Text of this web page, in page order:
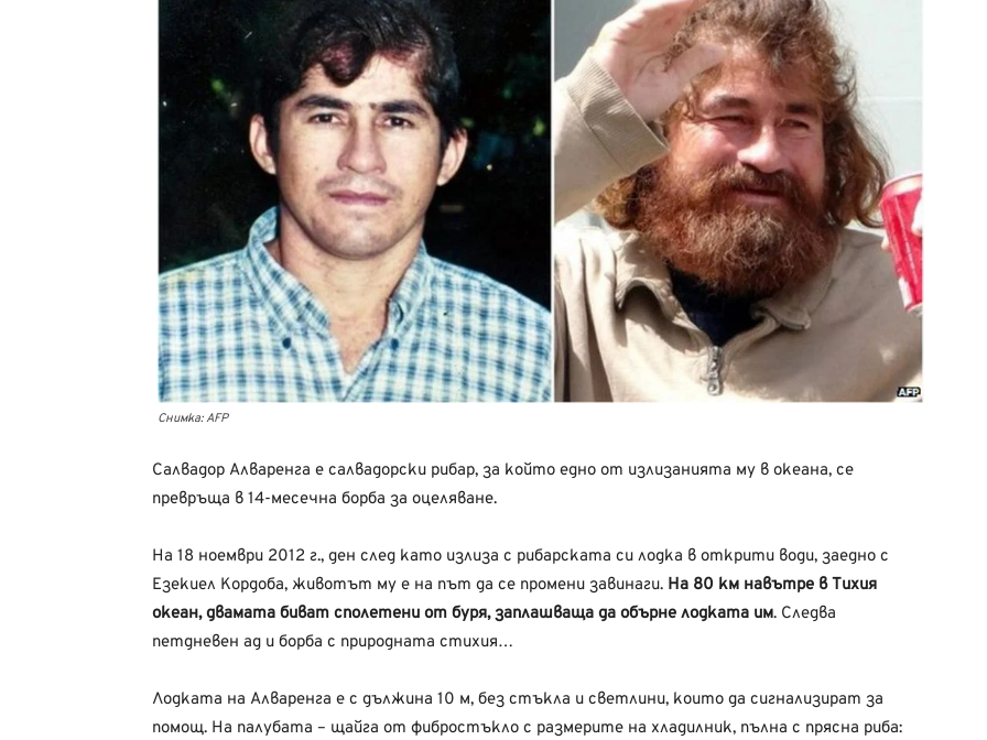
Снимка: AFP
Салвадор Алваренга е салвадорски рибар, за който едно от излизанията му в океана, се
превръща в 14-месечна борба за оцеляване.
На 18 ноември 2012 г., ден след като излиза с рибарската си лодка в открити води, заедно с
Езекиел Кордоба, животът му е на път да се промени завинаги. На 80 км навътре в Тихия
океан, двамата биват сполетени от буря, заплашваща да обърне лодката им. Следва
петдневен ад и борба с природната стихия…
Лодката на Алваренга е с дължина 10 м, без стъкла и светлини, които да сигнализират за
помощ. На палубата – щайга от фибростъкло с размерите на хладилник, пълна с прясна риба: